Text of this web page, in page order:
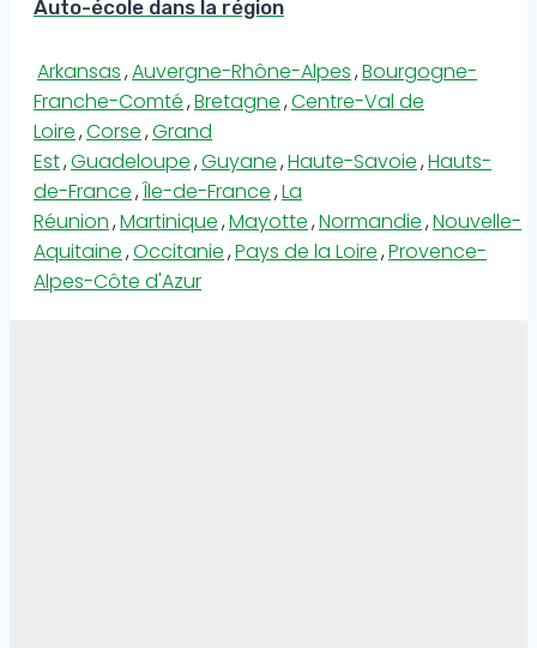
Auto-école dans la région
Arkansas,Auvergne-Rhône-Alpes,Bourgogne-
Franche-Comté,Bretagne,Centre-Val de
Loire,Corse,Grand
Est,Guadeloupe,Guyane,Haute-Savoie,Hauts-
de-France,Île-de-France,La
Réunion,Martinique,Mayotte,Normandie,Nouvelle-
Aquitaine,Occitanie,Pays de la Loire,Provence-
Alpes-Côte d'Azur